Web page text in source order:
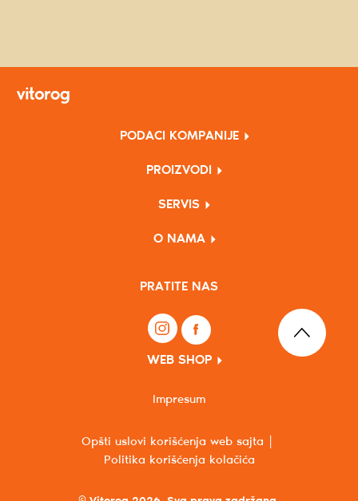
PODACI KOMPANIJE
PROIZVODI
SERVIS
O NAMA
PRATITE NAS
WEB SHOP
Opšti uslovi korišćenja web sajta
Politika korišćenja kolačića
Impresum